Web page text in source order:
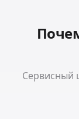
Сервисный